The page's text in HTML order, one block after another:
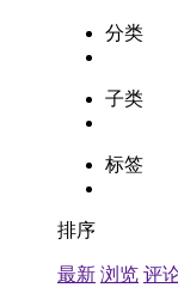
分类
子类
标签
排序
最新 浏览 评